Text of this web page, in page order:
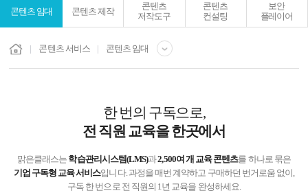
콘텐츠 임대 콘텐츠 제작
콘텐츠
저작도구
콘텐츠
컨설팅
보안
플레이어
콘텐츠 서비스 콘텐츠 임대
한 번의 구독으로,
전 직원 교육을 한곳에서
맑은클래스는 학습관리시스템(LMS)과2,500여 개 교육 콘텐츠를 하나로 묶은
기업 구독형 교육 서비스입니다. 과정을 매번 계약하고 구매하던 번거로움 없이,
구독 한 번으로 전 직원의 1년 교육을 완성하세요.